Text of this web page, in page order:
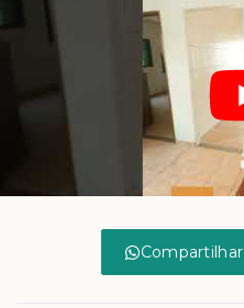
Compartilhar